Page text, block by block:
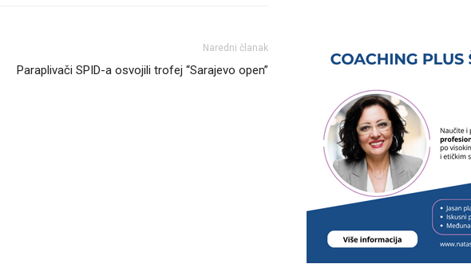
Naredni članak
Paraplivači SPID-a osvojili trofej “Sarajevo open”